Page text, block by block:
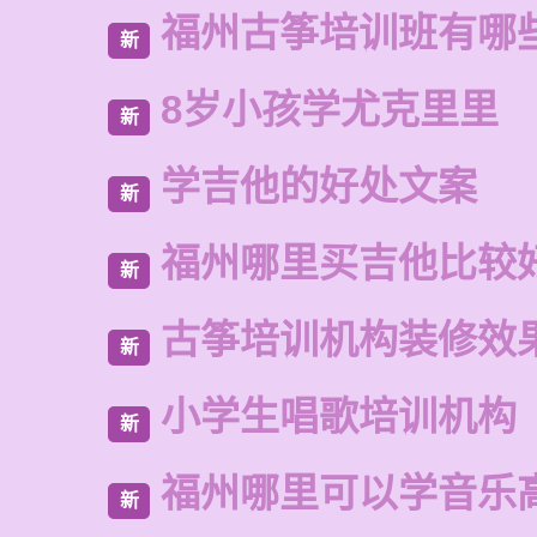
新 福州古筝培训班有哪
新 8岁小孩学尤克里里
新 学吉他的好处文案
新 福州哪里买吉他比较
新 古筝培训机构装修效
新 小学生唱歌培训机构
新 福州哪里可以学音乐